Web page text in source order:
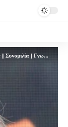
mIRC Hellas Chat - IRC Greek Chat | Δωρεάν τσατ | Συνομιλία | Γνωριμίες | FREE